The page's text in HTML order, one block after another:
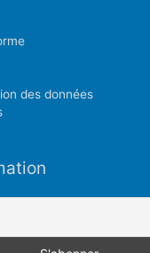
des données